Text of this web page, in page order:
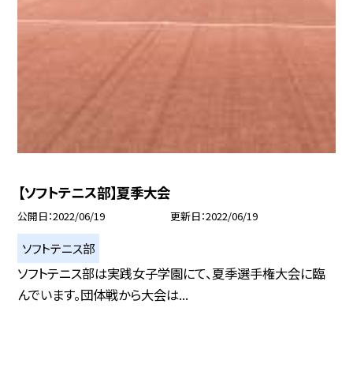
【ソフトテニス部】夏季大会
公開日 2022/06/19 更新日 2022/06/19
ソフトテニス部
ソフトテニス部は実践女子学園にて、夏季選手権大会に臨
んでいます。団体戦から大会は...